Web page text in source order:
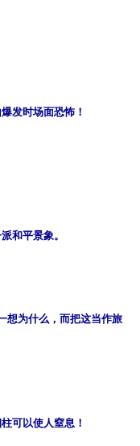
发时场面恐怖！
和平景象。
想为什么，而把这当作旅
可以使人窒息！